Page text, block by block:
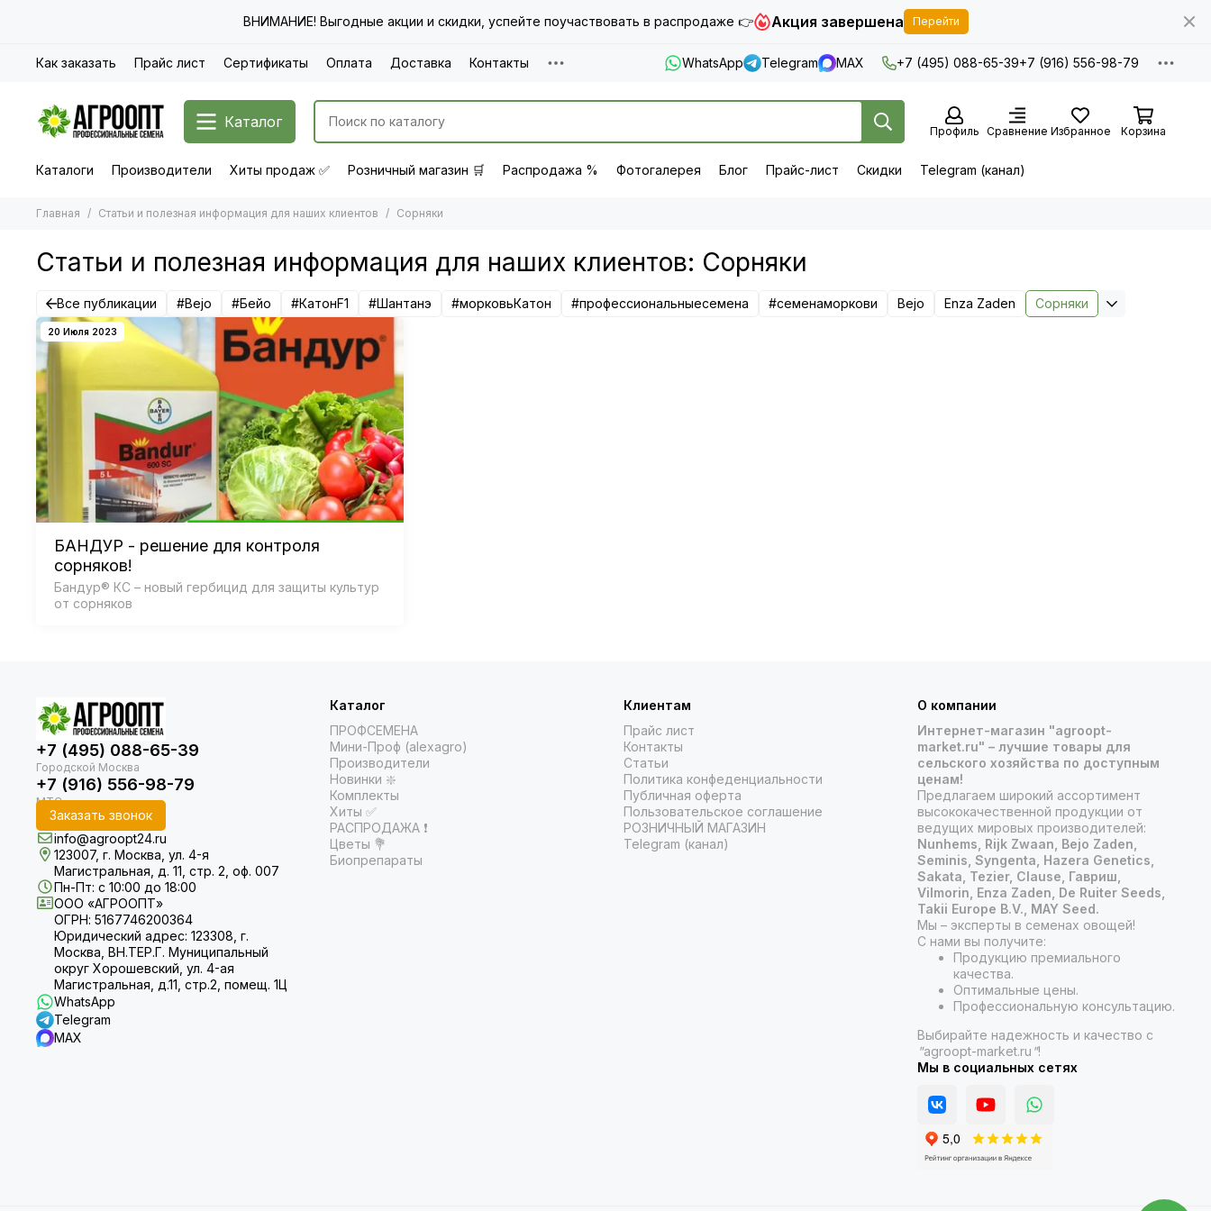
ВНИМАНИЕ! Выгодные акции и скидки, успейте поучаствовать в распродаже 👉 Акция завершена Перейти
Как заказать Прайс лист Сертификаты Оплата Доставка Контакты WhatsApp Telegram MAX +7 (495) 088-65-39+7 (916) 556-98-79
Каталог
Профиль Сравнение Избранное Корзина
Каталоги Производители Хиты продаж ✅ Розничный магазин 🛒 Распродажа % Фотогалерея Блог Прайс-лист Скидки Telegram (канал)
Главная Статьи и полезная информация для наших клиентов Сорняки
Статьи и полезная информация для наших клиентов: Сорняки
Все публикации #Bejo #Бейо #КатонF1 #Шантанэ #морковьКатон #профессиональныесемена #семенаморкови Bejo Enza Zaden Сорняки
20 Июля 2023
БАНДУР - решение для контроля
сорняков!
Бандур® КС – новый гербицид для защиты культур
от сорняков
+7 (495) 088-65-39
+7 (916) 556-98-79
Заказать звонок
info@agroopt24.ru
123007, г. Москва, ул. 4-я
Магистральная, д. 11, стр. 2, оф. 007
Пн-Пт: с 10:00 до 18:00
ООО «АГРООПТ»
ОГРН: 5167746200364
Юридический адрес: 123308, г.
Москва, ВН.ТЕР.Г. Муниципальный
округ Хорошевский, ул. 4-ая
Магистральная, д.11, стр.2, помещ. 1Ц
WhatsApp
Telegram
MAX
Каталог
ПРОФСЕМЕНА
Мини-Проф (alexagro)
Производители
Новинки ❇️
Комплекты
Хиты ✅
РАСПРОДАЖА ❗️
Цветы 💐
Биопрепараты
Клиентам
Прайс лист
Контакты
Статьи
Политика конфеденциальности
Публичная оферта
Пользовательское соглашение
РОЗНИЧНЫЙ МАГАЗИН
Telegram (канал)
О компании
Интернет-магазин "agroopt-
market.ru" – лучшие товары для
сельского хозяйства по доступным
ценам!
Предлагаем широкий ассортимент
высококачественной продукции от
ведущих мировых производителей:
Nunhems, Rijk Zwaan, Bejo Zaden,
Seminis, Syngenta, Hazera Genetics,
Sakata, Tezier, Clause, Гавриш,
Vilmorin, Enza Zaden, De Ruiter Seeds,
Takii Europe B.V., MAY Seed.
Мы – эксперты в семенах овощей!
С нами вы получите:
Продукцию премиального
качества.
Оптимальные цены.
Профессиональную консультацию.
Выбирайте надежность и качество с
"agroopt-market.ru "!
Мы в социальных сетях